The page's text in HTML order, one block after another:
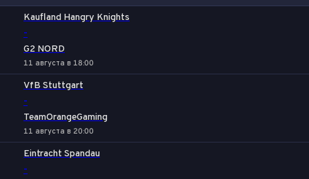
Kaufland Hangry Knights
-
G2 NORD
11 августа в 18:00
VfB Stuttgart
-
TeamOrangeGaming
11 августа в 20:00
Eintracht Spandau
-